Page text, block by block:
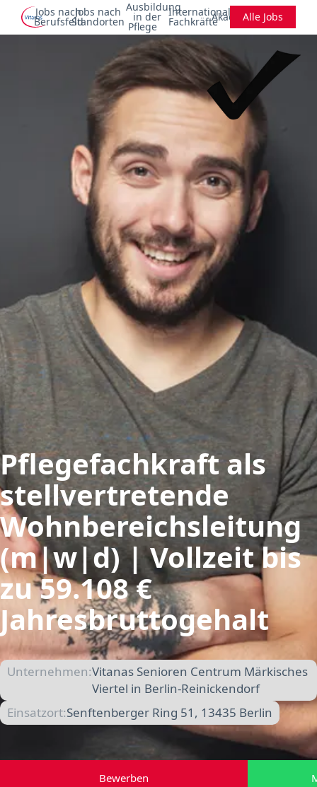
Jobs nach
Berufsfeld
Jobs nach
Standorten
Ausbildung
in der
Pflege
Internationale
FachkräfteAkademieAlle Jobs
Pflegefachkraft als
stellvertretende
Wohnbereichsleitung
(m|w|d) | Vollzeit bis
zu 59.108 €
Jahresbruttogehalt
Unternehmen:Vitanas Senioren Centrum Märkisches
Viertel in Berlin-Reinickendorf
Einsatzort:Senftenberger Ring 51, 13435 Berlin
Bewerben